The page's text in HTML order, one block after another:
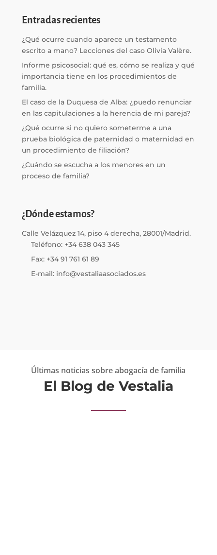
Entradas recientes
¿Qué ocurre cuando aparece un testamento
escrito a mano? Lecciones del caso Olivia Valère.
Informe psicosocial: qué es, cómo se realiza y qué
importancia tiene en los procedimientos de
familia.
El caso de la Duquesa de Alba: ¿puedo renunciar
en las capitulaciones a la herencia de mi pareja?
¿Qué ocurre si no quiero someterme a una
prueba biológica de paternidad o maternidad en
un procedimiento de filiación?
¿Cuándo se escucha a los menores en un
proceso de familia?
¿Dónde estamos?
Calle Velázquez 14, piso 4 derecha, 28001/Madrid.
Teléfono: +34 638 043 345
Fax: +34 91 761 61 89
E-mail: info@vestaliaasociados.es
Últimas noticias sobre abogacía de familia
El Blog de Vestalia